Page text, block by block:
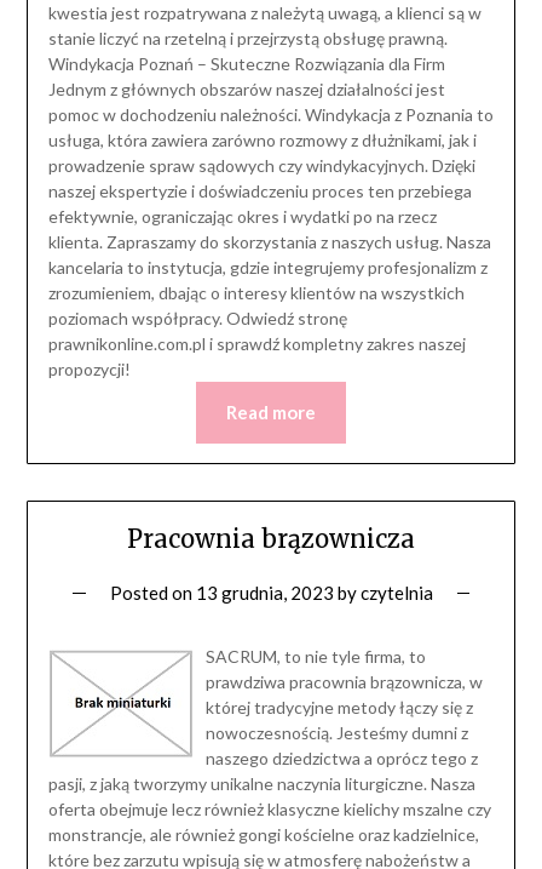
kwestia jest rozpatrywana z należytą uwagą, a klienci są w
stanie liczyć na rzetelną i przejrzystą obsługę prawną.
Windykacja Poznań – Skuteczne Rozwiązania dla Firm
Jednym z głównych obszarów naszej działalności jest
pomoc w dochodzeniu należności. Windykacja z Poznania to
usługa, która zawiera zarówno rozmowy z dłużnikami, jak i
prowadzenie spraw sądowych czy windykacyjnych. Dzięki
naszej ekspertyzie i doświadczeniu proces ten przebiega
efektywnie, ograniczając okres i wydatki po na rzecz
klienta. Zapraszamy do skorzystania z naszych usług. Nasza
kancelaria to instytucja, gdzie integrujemy profesjonalizm z
zrozumieniem, dbając o interesy klientów na wszystkich
poziomach współpracy. Odwiedź stronę
prawnikonline.com.pl i sprawdź kompletny zakres naszej
propozycji!
Read more
Pracownia brązownicza
Posted on 13 grudnia, 2023 byczytelnia
SACRUM, to nie tyle firma, to
prawdziwa pracownia brązownicza, w
której tradycyjne metody łączy się z
nowoczesnością. Jesteśmy dumni z
naszego dziedzictwa a oprócz tego z
pasji, z jaką tworzymy unikalne naczynia liturgiczne. Nasza
oferta obejmuje lecz również klasyczne kielichy mszalne czy
monstrancje, ale również gongi kościelne oraz kadzielnice,
które bez zarzutu wpisują się w atmosferę nabożeństw a